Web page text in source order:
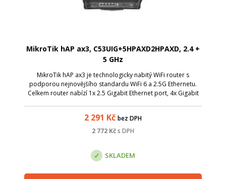
MikroTik hAP ax3, C53UIG+5HPAXD2HPAXD, 2.4 +
5 GHz
MikroTik hAP ax3 je technologicky nabitý WiFi router s
podporou nejnovějšího standardu WiFi 6 a 2.5G Ethernetu.
Celkem router nabízí 1x 2.5 Gigabit Ethernet port, 4x Gigabit
2 291 Kč bez DPH
2 772 Kčs DPH
SKLADEM